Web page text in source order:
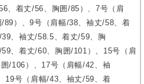
、着丈/56、胸囲/85）、7号（肩
）、9号（肩幅/38、袖丈/58、着
、袖丈/58.5、着丈/59、胸
、着丈/60、胸囲/101）、15号（肩
/106）、17号（肩幅/42、袖
19号（肩幅/43、袖丈/59、着